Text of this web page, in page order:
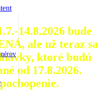
14.8.2026 bude
ale už teraz sa
ktoré budú
od 17.8.2026.